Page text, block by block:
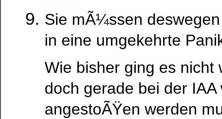
Sie mÃ¼ssen
in eine umgekehrte
Wie bisher ging es nicht
doch gerade bei der
angestoÃŸen werden